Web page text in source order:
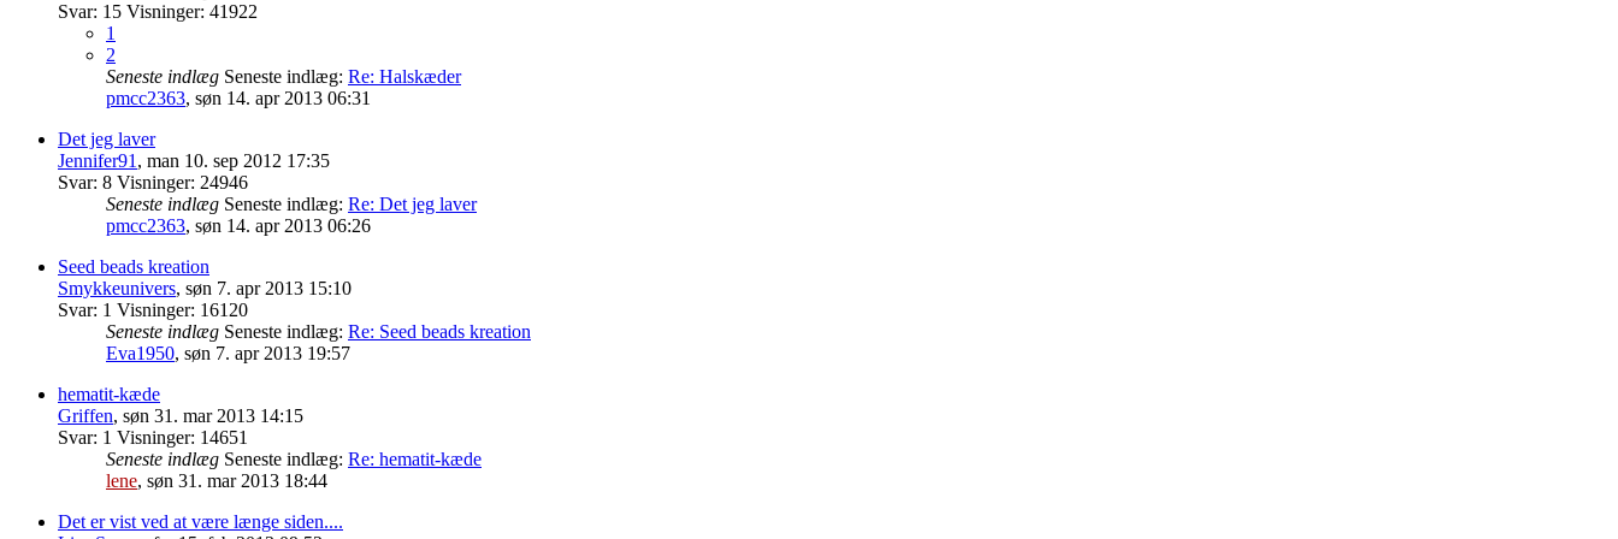
Svar: 15 Visninger: 41922
1
2
Seneste indlæg Seneste indlæg: Re: Halskæder
pmcc2363, søn 14. apr 2013 06:31
Det jeg laver
Jennifer91 , man 10. sep 2012 17:35
Svar: 8 Visninger: 24946
Seneste indlæg Seneste indlæg: Re: Det jeg laver
pmcc2363, søn 14. apr 2013 06:26
Seed beads kreation
Smykkeunivers, søn 7. apr 2013 15:10
Svar: 1 Visninger: 16120
Seneste indlæg Seneste indlæg: Re: Seed beads kreation
Eva1950, søn 7. apr 2013 19:57
hematit-kæde
Griffen, søn 31. mar 2013 14:15
Svar: 1 Visninger: 14651
Seneste indlæg Seneste indlæg: Re: hematit-kæde
lene, søn 31. mar 2013 18:44
Det er vist ved at være længe siden....